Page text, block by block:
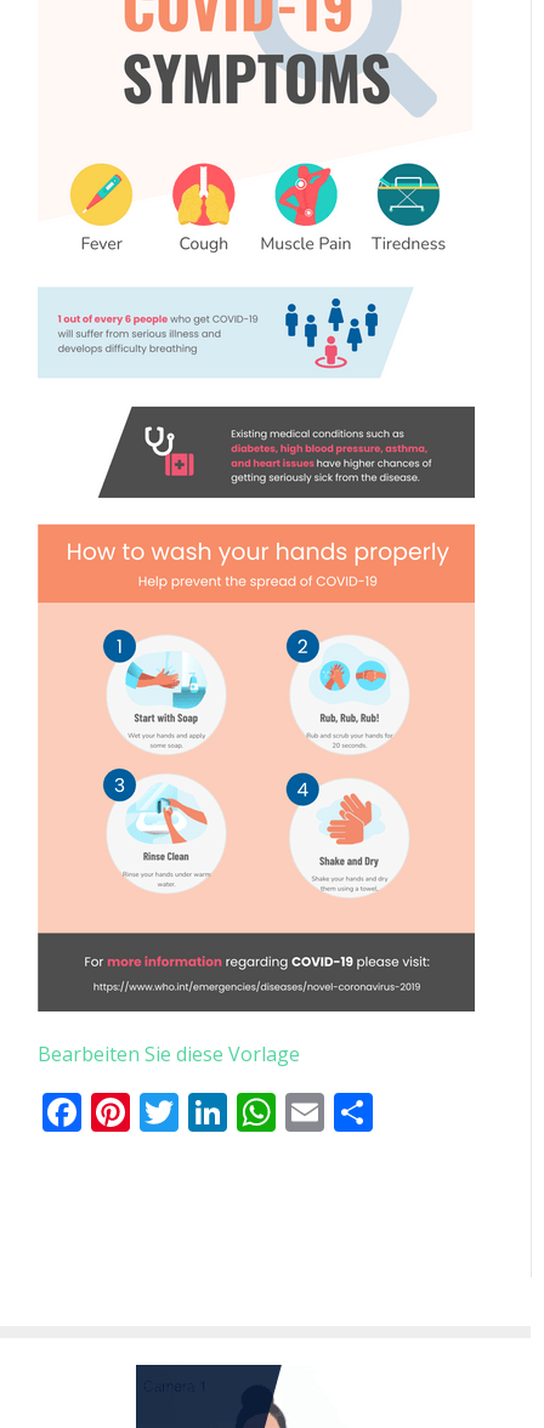
Bearbeiten Sie diese Vorlage
Facebook
Pinterest
Twitter
LinkedIn
WhatsApp
Email